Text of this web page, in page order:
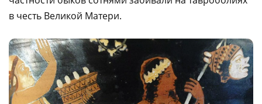
в честь Великой Матери.